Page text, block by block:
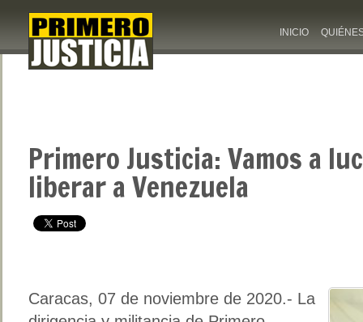
INICIO
Primero Justicia: Vamos a
liberar a Venezuela
Caracas, 07 de noviembre de 2020.- La